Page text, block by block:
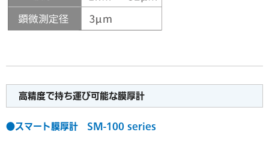
高精度で持ち運び可能な膜厚計
●スマート膜厚計 SM-100 series